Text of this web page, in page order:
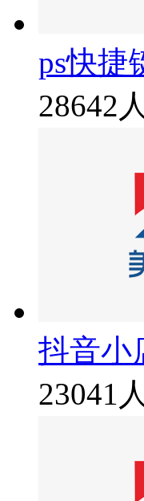
ps快捷
28642
抖音小
23041